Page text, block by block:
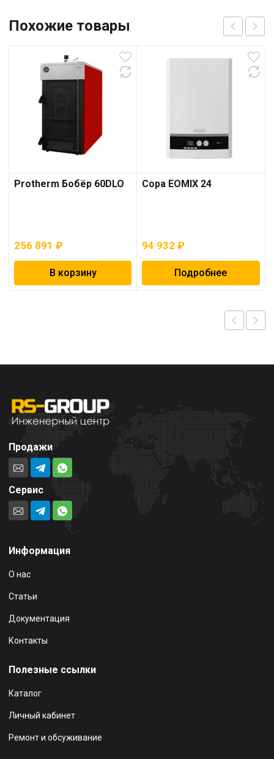
Похожие товары
Protherm Бобёр 60DLO
256 891 ₽
В корзину
Copa EOMIX 24
94 932₽
Подробнее
Продажи
Сервис
Информация
О нас
Статьи
Документация
Контакты
Полезные ссылки
Каталог
Личный кабинет
Ремонт и обсуживание